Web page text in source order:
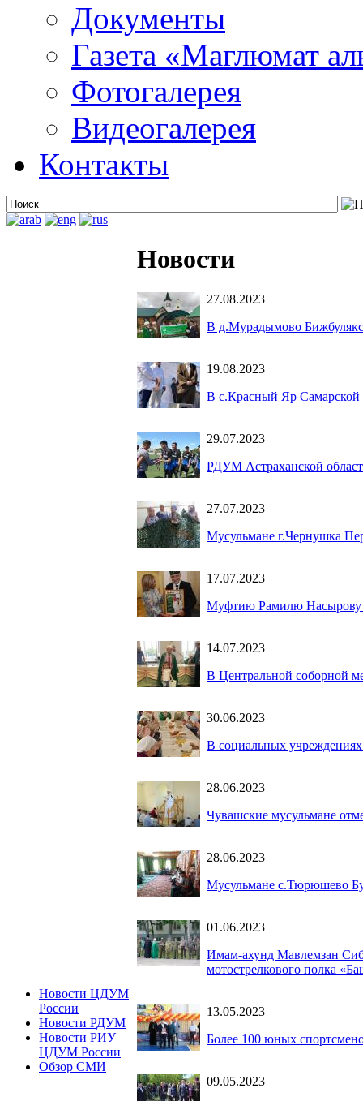
Документы
Газета «Маглюмат
Фотогалерея
Видеогалерея
Контакты
Новости ЦДУМ
России
Новости РДУМ
Новости РИУ
ЦДУМ России
Обзор СМИ
Новости
27.08.2023
В д.Мурадымово
19.08.2023
В с.Красный Яр Самарской
29.07.2023
РДУМ Астраханской
27.07.2023
Мусульмане г.Чернушка
17.07.2023
Муфтию Рамилю Насырову
14.07.2023
В Центральной соборной
30.06.2023
В социальных
28.06.2023
Чувашские мусульмане
28.06.2023
Мусульмане с.Тюрюшево
01.06.2023
Имам-ахунд Мавлемзан
мотострелкового полка
13.05.2023
Более 100 юных
09.05.2023